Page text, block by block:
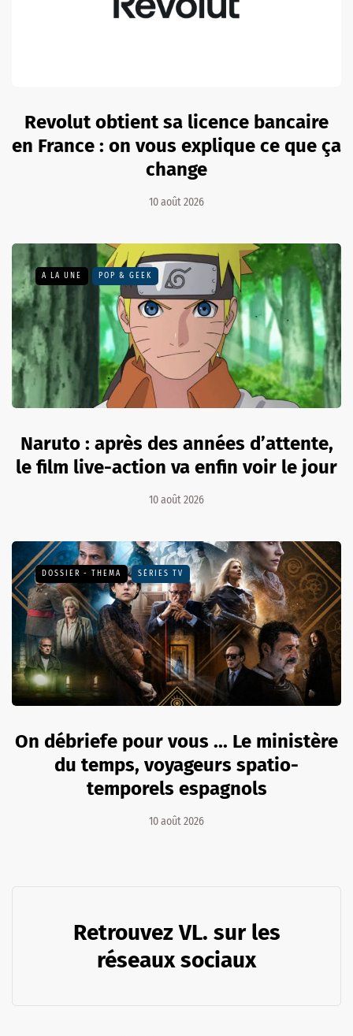
Revolut obtient sa licence bancaire
en France : on vous explique ce que ça
change
10 août 2026
A LA UNE POP & GEEK
Naruto : après des années d’attente,
le film live-action va enfin voir le jour
10 août 2026
DOSSIER - THEMA SÉRIES TV
On débriefe pour vous ... Le ministère
du temps, voyageurs spatio-
temporels espagnols
10 août 2026
Retrouvez VL. sur les
réseaux sociaux